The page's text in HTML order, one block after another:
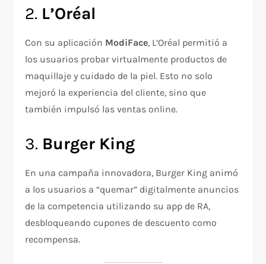
2. L’Oréal
Con su aplicación ModiFace, L’Oréal permitió a
los usuarios probar virtualmente productos de
maquillaje y cuidado de la piel. Esto no solo
mejoró la experiencia del cliente, sino que
también impulsó las ventas online.
3. Burger King
En una campaña innovadora, Burger King animó
a los usuarios a “quemar” digitalmente anuncios
de la competencia utilizando su app de RA,
desbloqueando cupones de descuento como
recompensa.